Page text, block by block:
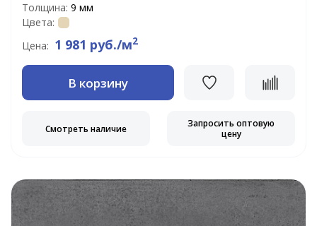
Толщина: 9 мм
Цвета:
Цена: 1 981 руб./м2
В корзину
Смотреть наличие
Запросить оптовую
цену